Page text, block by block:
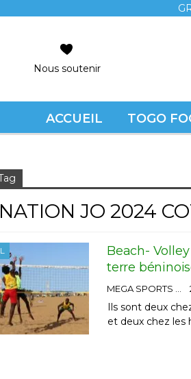
Nous soutenir
ACCUEIL TOGO
JO 2024
Beach-
terre
Ils sont deux
et deux chez les